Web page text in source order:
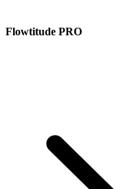
Flowtitude PRO